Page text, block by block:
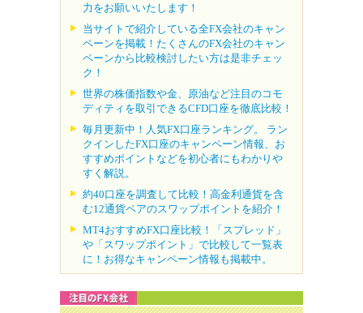
力をお願いいたします！
当サイトで紹介している全FX会社のキャン
ペーンを掲載！たくさんのFX会社のキャン
ペーンから比較検討したい方は是非チェッ
ク！
世界の株価指数や金、原油など注目のコモ
ディティを取引できるCFD口座を徹底比較！
毎月更新中！人気FX口座ランキング。 ラン
クインしたFX口座のキャンペーン情報、お
すすめポイントなどを初心者にもわかりや
すく解説。
約40口座を調査して比較！高金利通貨を含
む12通貨ペアのスワップポイントを紹介！
MT4おすすめFX口座比較！「スプレッド」
や「スワップポイント」で比較して一覧表
に！お得なキャンペーン情報も掲載中。